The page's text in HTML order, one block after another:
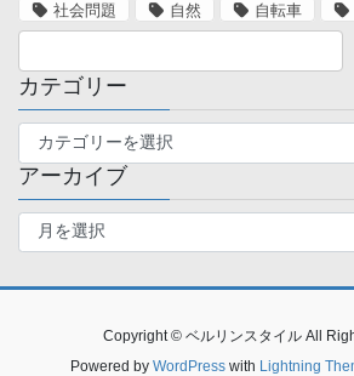
社会問題 自然 自転車
カテゴリー
テ
ゴ
リ
アーカイブ
ア
イ
Copyright © ベルリンスタイル All
Powered by WordPresswith Lightning